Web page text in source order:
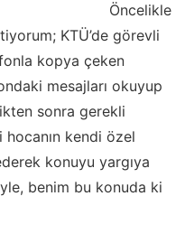
Öncelikle
KTÜ’de görevli
kopya çeken
mesajları okuyup
sonra gerekli
kendi özel
konuyu yargıya
benim bu konuda ki